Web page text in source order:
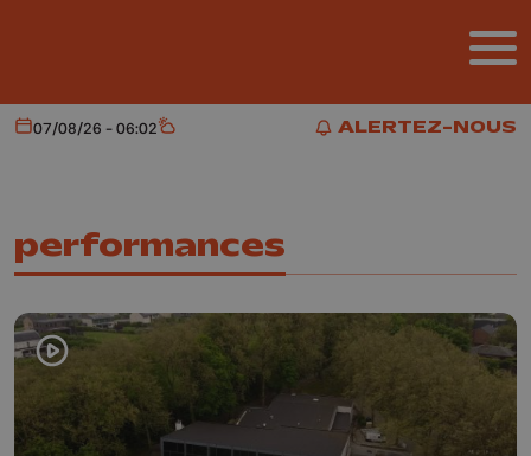
ALERTEZ-NOUS
ALERTEZ-NOUS
Aujourd'hui
07/08/26 - 06:02 Météo
performances